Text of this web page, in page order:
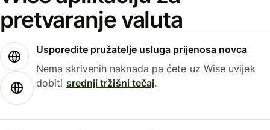
pretvaranje valuta
Usporedite pružatelje usluga prijenosa novca
Nema skrivenih naknada pa ćete uz Wise uvijek
dobiti srednji tržišni tečaj.